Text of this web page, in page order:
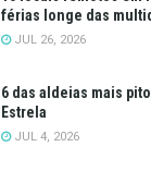
férias longe das
JUL 26, 2026
6 das aldeias mais
Estrela
JUL 4, 2026